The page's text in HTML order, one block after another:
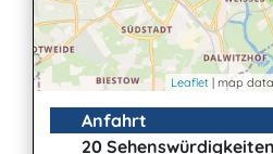
Leaflet | map
Anfahrt
20